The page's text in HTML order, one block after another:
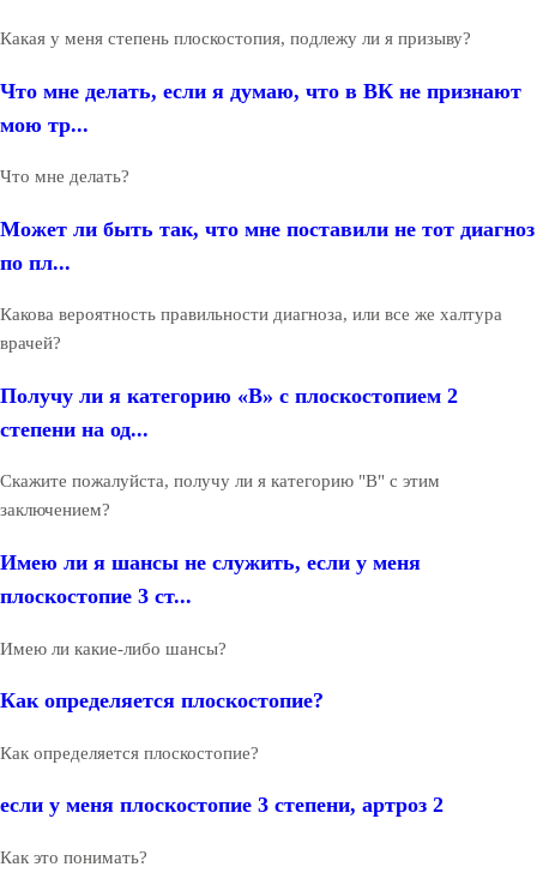
Какая у меня степень плоскостопия, подлежу ли я призыву?
Что мне делать, если я думаю, что в ВК не признают
мою тр...
Что мне делать?
Может ли быть так, что мне поставили не тот диагноз
по пл...
Какова вероятность правильности диагноза, или все же халтура
врачей?
Получу ли я категорию «В» с плоскостопием 2
степени на од...
Скажите пожалуйста, получу ли я категорию "В" с этим
заключением?
Имею ли я шансы не служить, если у меня
плоскостопие 3 ст...
Имею ли какие-либо шансы?
Как определяется плоскостопие?
Как определяется плоскостопие?
если у меня плоскостопие 3 степени, артроз 2
Как это понимать?